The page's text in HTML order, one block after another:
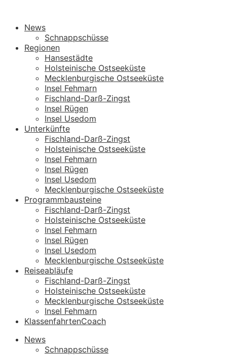
News
Schnappschüsse
Regionen
Hansestädte
Holsteinische Ostseeküste
Mecklenburgische Ostseeküste
Insel Fehmarn
Fischland-Darß-Zingst
Insel Rügen
Insel Usedom
Unterkünfte
Fischland-Darß-Zingst
Holsteinische Ostseeküste
Insel Fehmarn
Insel Rügen
Insel Usedom
Mecklenburgische Ostseeküste
Programmbausteine
Fischland-Darß-Zingst
Holsteinische Ostseeküste
Insel Fehmarn
Insel Rügen
Insel Usedom
Mecklenburgische Ostseeküste
Reiseabläufe
Fischland-Darß-Zingst
Holsteinische Ostseeküste
Mecklenburgische Ostseeküste
Insel Fehmarn
KlassenfahrtenCoach
News
Schnappschüsse